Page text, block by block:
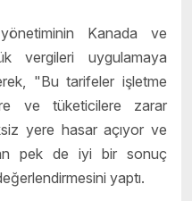
Kanada ve
vergileri uygulamaya
"Bu tarifeler işletme
ve tüketicilere zarar
yere hasar açıyor ve
pek de iyi bir sonuç
yaptı.